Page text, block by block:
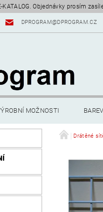
Objednávky prosím
DPROGRAM@DPROGRAM.CZ
MOŽNOSTI
Drátěné